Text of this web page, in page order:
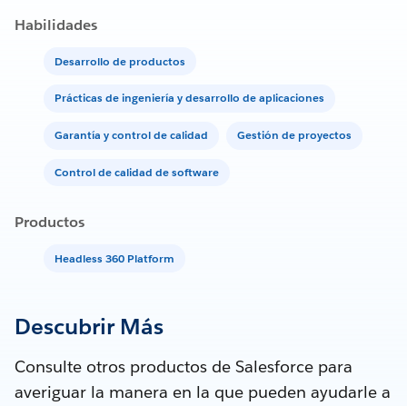
Habilidades
Desarrollo de productos
Prácticas de ingeniería y desarrollo de aplicaciones
Garantía y control de calidad Gestión de proyectos
Control de calidad de software
Productos
Headless 360 Platform
Descubrir Más
Consulte otros productos de Salesforce para
averiguar la manera en la que pueden ayudarle a